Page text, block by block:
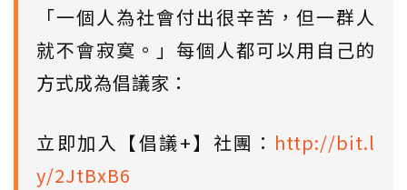
「一個人為社會付出很辛苦，但一群人
就不會寂寞。」每個人都可以用自己的
方式成為倡議家：
立即加入【倡議+】社團： http://bit.l
y/2JtBxB6